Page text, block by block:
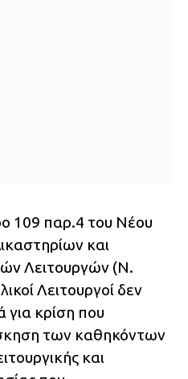
109 παρ.4 του Νέου
και
Λειτουργών (Ν.
Λειτουργοί δεν
για κρίση που
των καθηκόντων
και